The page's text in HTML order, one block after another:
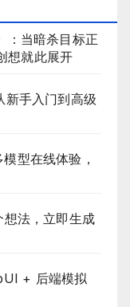
：当暗杀目标正
想就此展开
手入门到高级
型在线体验，
法，立即生成
+ 后端模拟